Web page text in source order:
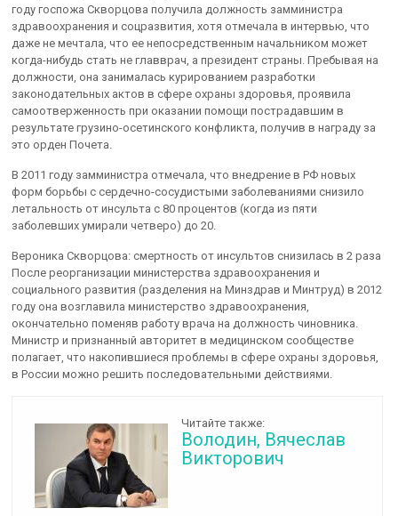
году госпожа Скворцова получила должность замминистра
здравоохранения и соцразвития, хотя отмечала в интервью, что
даже не мечтала, что ее непосредственным начальником может
когда-нибудь стать не главврач, а президент страны. Пребывая на
должности, она занималась курированием разработки
законодательных актов в сфере охраны здоровья, проявила
самоотверженность при оказании помощи пострадавшим в
результате грузино-осетинского конфликта, получив в награду за
это орден Почета.
В 2011 году замминистра отмечала, что внедрение в РФ новых
форм борьбы с сердечно-сосудистыми заболеваниями снизило
летальность от инсульта с 80 процентов (когда из пяти
заболевших умирали четверо) до 20.
Вероника Скворцова: смертность от инсультов снизилась в 2 раза
После реорганизации министерства здравоохранения и
социального развития (разделения на Минздрав и Минтруд) в 2012
году она возглавила министерство здравоохранения,
окончательно поменяв работу врача на должность чиновника.
Министр и признанный авторитет в медицинском сообществе
полагает, что накопившиеся проблемы в сфере охраны здоровья,
в России можно решить последовательными действиями.
Читайте также:
Володин, Вячеслав
Викторович